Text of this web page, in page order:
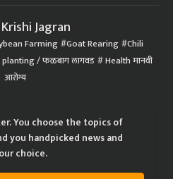
Jagran
Farming Goat Rearing Chili
/ फळबाग लागवड Health मानवी
आरोग्य
You choose the topics of
you handpicked news and
choice.